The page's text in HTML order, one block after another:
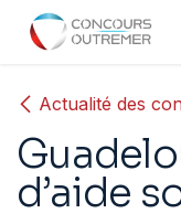
Se rendre au contenu
Actualité des
d’aide